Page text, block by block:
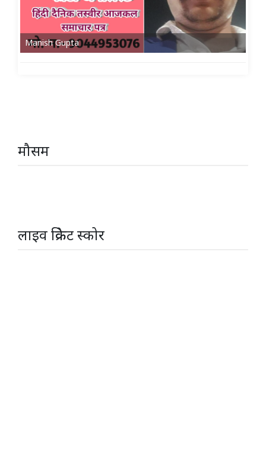
Manish Gupta
मौसम
लाइव क्रिकेट स्कोर